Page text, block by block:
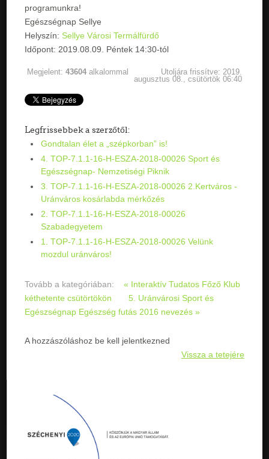
programunkra!
Egészségnap Sellye
Helyszín: Sellye Városi Termálfürdő
Időpont: 2019.08.09. Péntek 14:30-tól
Megjelent:43604 alkalommal
Utoljára frissítve: 2019.
augusztus 08., csütörtök 06:40
Legfrissebbek a szerzőtől:
Gondtalan élet a „szépkorban” is!
4. TOP-7.1.1-16-H-ESZA-2018-00026 Sport és
Egészségnap- Nemzetiségi Piknik
3. TOP-7.1.1-16-H-ESZA-2018-00026 2.Kertváros -
Uránváros kosárlabda mérkőzés
2. TOP-7.1.1-16-H-ESZA-2018-00026
Szabadegyetem
1. TOP-7.1.1-16-H-ESZA-2018-00026 Velünk
mozdul uránváros!
Tovább a kategóriában:
« Interaktív Tudatos Főző Klub
kéthetente csütörtökön
5. Uránvárosi Sport és
Egészségnap Egészség futás 2016 nevezés »
A hozzászóláshoz be kell jelentkezned
Vissza a tetejére